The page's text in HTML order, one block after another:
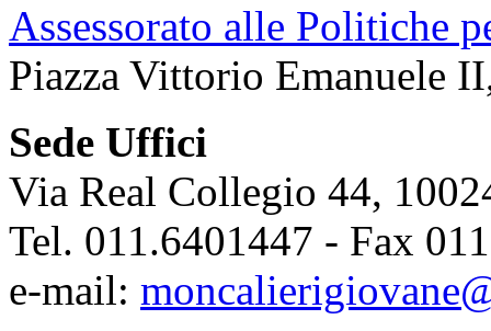
Assessorato alle Politiche
Piazza Vittorio Emanuele
Sede Uffici
Via Real Collegio 44,
Tel. 011.6401447 - Fax
e-mail: